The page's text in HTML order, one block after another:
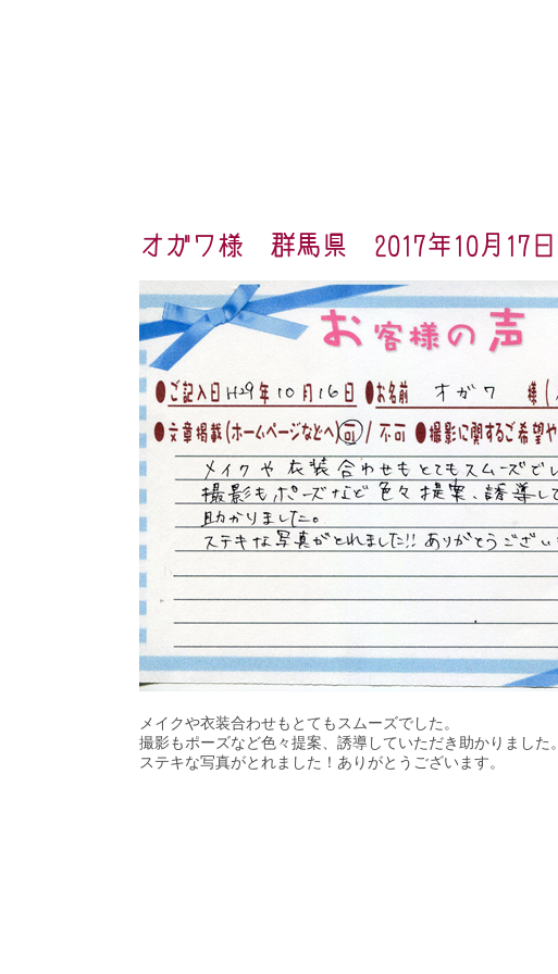
オガワ様 群馬県 2017年10月17日
メイクや衣装合わせもとてもスムーズでした。
撮影もポーズなど色々提案、誘導していただき助かりました。
ステキな写真がとれました！ありがとうございます。